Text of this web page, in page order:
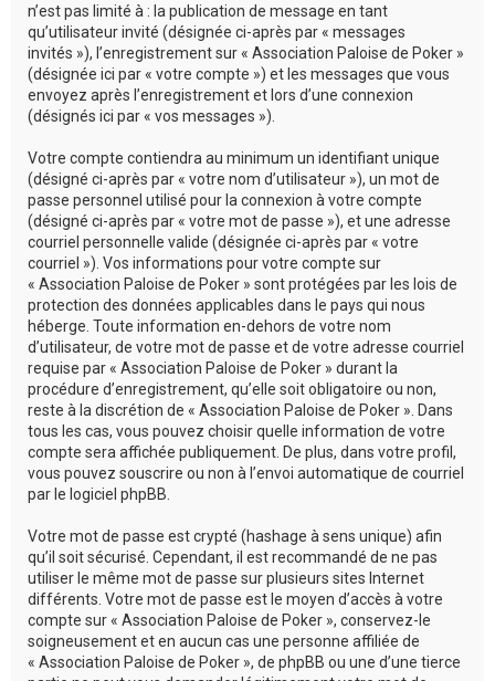
n’est pas limité à : la publication de message en tant
qu’utilisateur invité (désignée ci-après par « messages
invités »), l’enregistrement sur « Association Paloise de Poker »
(désignée ici par « votre compte ») et les messages que vous
envoyez après l’enregistrement et lors d’une connexion
(désignés ici par « vos messages »).
Votre compte contiendra au minimum un identifiant unique
(désigné ci-après par « votre nom d’utilisateur »), un mot de
passe personnel utilisé pour la connexion à votre compte
(désigné ci-après par « votre mot de passe »), et une adresse
courriel personnelle valide (désignée ci-après par « votre
courriel »). Vos informations pour votre compte sur
« Association Paloise de Poker » sont protégées par les lois de
protection des données applicables dans le pays qui nous
héberge. Toute information en-dehors de votre nom
d’utilisateur, de votre mot de passe et de votre adresse courriel
requise par « Association Paloise de Poker » durant la
procédure d’enregistrement, qu’elle soit obligatoire ou non,
reste à la discrétion de « Association Paloise de Poker ». Dans
tous les cas, vous pouvez choisir quelle information de votre
compte sera affichée publiquement. De plus, dans votre profil,
vous pouvez souscrire ou non à l’envoi automatique de courriel
par le logiciel phpBB.
Votre mot de passe est crypté (hashage à sens unique) afin
qu’il soit sécurisé. Cependant, il est recommandé de ne pas
utiliser le même mot de passe sur plusieurs sites Internet
différents. Votre mot de passe est le moyen d’accès à votre
compte sur « Association Paloise de Poker », conservez-le
soigneusement et en aucun cas une personne affiliée de
« Association Paloise de Poker », de phpBB ou une d’une tierce